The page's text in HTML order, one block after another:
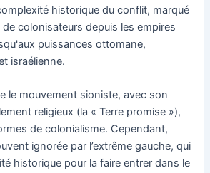
historique du conflit, marqué
colonisateurs depuis les empires
puissances ottomane,
israélienne.
le mouvement sioniste, avec son
religieux (la « Terre promise »),
de colonialisme. Cependant,
ignorée par l’extrême gauche, qui
historique pour la faire entrer dans le